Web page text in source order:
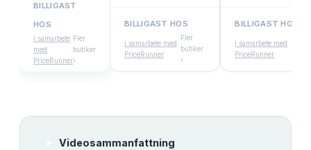
BILLIGAST
HOS
i samarbete
med
PriceRunner
Fler
butiker
›
BILLIGAST HOS
i samarbete med
PriceRunner
Fler
butiker
›
BILLIGAST HOS
i samarbete med
PriceRunner
Videosammanfattning